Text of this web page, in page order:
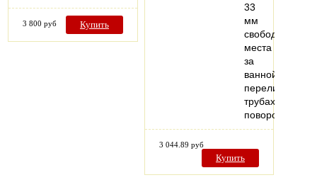
3 800 руб Купить
33
мм
свободного
места
за
переливная
поворотная…
3 044.89 руб
Купить